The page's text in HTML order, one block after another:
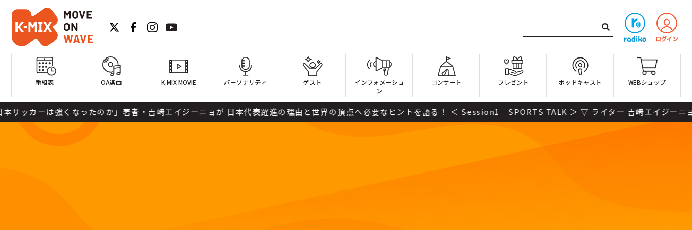
番組表 OA楽曲 K-MIX MOVIE パーソナリティ ゲスト
インフォメーショ
ン
コンサート プレゼント ポッドキャスト WEBショップ
は強くなったのか」著者・吉崎エイジーニョが 日本代表躍進の理由と世界の頂点へ必要なヒントを語る！ ＜ Session1 SPORTS TALK ＞ ▽ ライター 吉崎エイジーニョ